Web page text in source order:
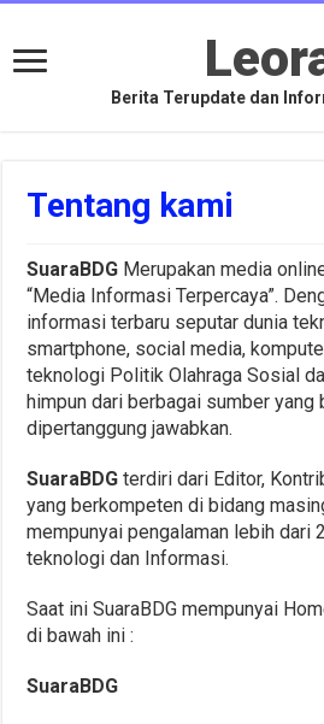
Berita Terupdate dan
Tentang kami
SuaraBDG Merupakan media
“Media Informasi Terpercaya”.
informasi terbaru seputar dunia
smartphone, social media,
teknologi Politik Olahraga Sosial
himpun dari berbagai sumber yang
dipertanggung jawabkan.
SuaraBDGterdiri dari Editor,
yang berkompeten di bidang
mempunyai pengalaman lebih dari
teknologi dan Informasi.
Saat ini SuaraBDG mempunyai
di bawah ini :
SuaraBDG